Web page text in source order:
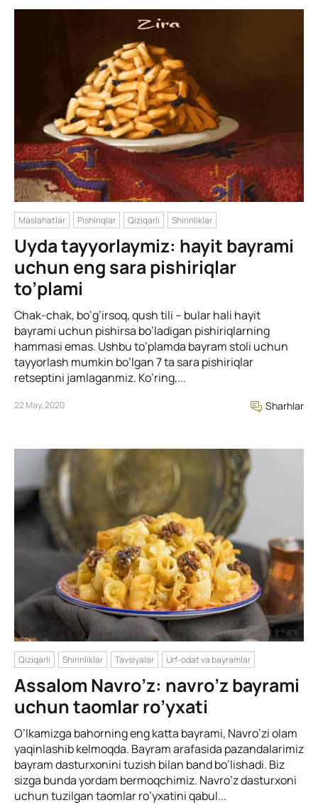
Maslahatlar Pishiriqlar Qiziqarli Shirinliklar
Uyda tayyorlaymiz: hayit bayrami
uchun eng sara pishiriqlar
to’plami
Chak-chak, bo’g’irsoq, qush tili – bular hali hayit
bayrami uchun pishirsa bo’ladigan pishiriqlarning
hammasi emas. Ushbu to’plamda bayram stoli uchun
tayyorlash mumkin bo’lgan 7 ta sara pishiriqlar
retseptini jamlaganmiz. Ko’ring,...
22 May, 2020 Sharhlar
Qiziqarli Shirinliklar Tavsiyalar Urf-odat va bayramlar
Assalom Navro’z: navro’z bayrami
uchun taomlar ro’yxati
O’lkamizga bahorning eng katta bayrami, Navro’zi olam
yaqinlashib kelmoqda. Bayram arafasida pazandalarimiz
bayram dasturxonini tuzish bilan band bo’lishadi. Biz
sizga bunda yordam bermoqchimiz. Navro’z dasturxoni
uchun tuzilgan taomlar ro’yxatini qabul...